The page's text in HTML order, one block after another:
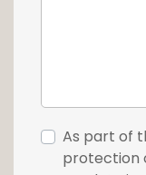
Pour plus
As part of
protection